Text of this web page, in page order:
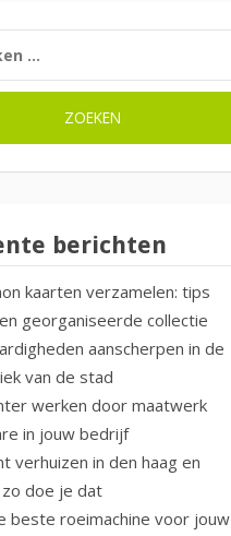
berichten
kaarten verzamelen: tips
georganiseerde collectie
aanscherpen in de
van de stad
werken door maatwerk
in jouw bedrijf
verhuizen in den haag en
zo doe je dat
beste roeimachine voor jouw